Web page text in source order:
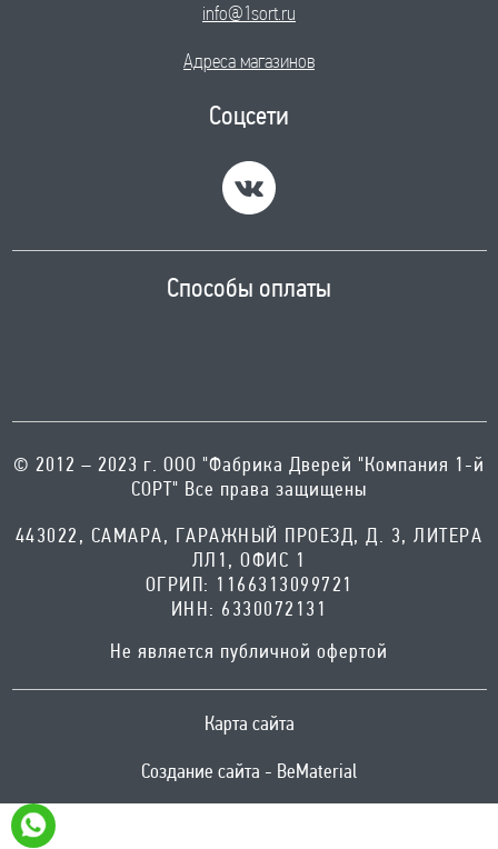
info@1sort.ru
Адреса магазинов
Соцсети
Способы оплаты
© 2012 – 2023 г. ООО "Фабрика Дверей "Компания 1-й
СОРТ" Все права защищены
443022, САМАРА, ГАРАЖНЫЙ ПРОЕЗД, Д. 3, ЛИТЕРА
ЛЛ1, ОФИС 1
ОГРИП: 1166313099721
ИНН: 6330072131
Не является публичной офертой
Карта сайта
Создание сайта - BeMaterial